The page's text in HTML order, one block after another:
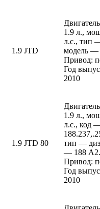
1.9 JTD
1.9 л.,
л.с., тип
модель —
Привод:
Год
2010
1.9 JTD 80
1.9 л.,
л.с., код
тип —
— 188
Привод:
Год
2010